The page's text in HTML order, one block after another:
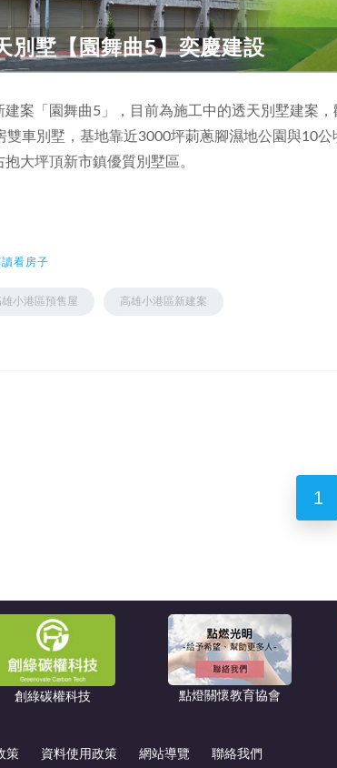
別墅【園舞曲5】奕慶建設
案「園舞曲5」，目前為施工中的透天別墅建案，
雙車別墅，基地靠近3000坪莿蔥腳濕地公園與10
大坪頂新市鎮優質別墅區。
看房子
雄小港區預售屋 高雄小港區新建案
1
創綠碳權科技 點燈關懷教育協會
策 資料使用政策 網站導覽 聯絡我們